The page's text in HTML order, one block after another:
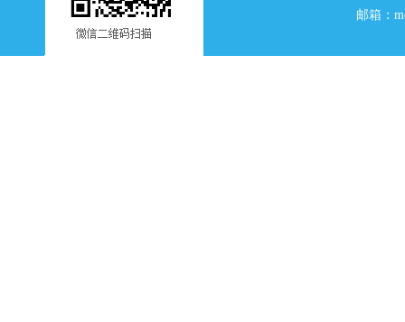
邮箱：